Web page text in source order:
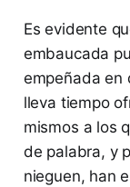
Es evidente
embaucada
empeñada en
lleva tiempo
mismos a los
de palabra, y
nieguen, han